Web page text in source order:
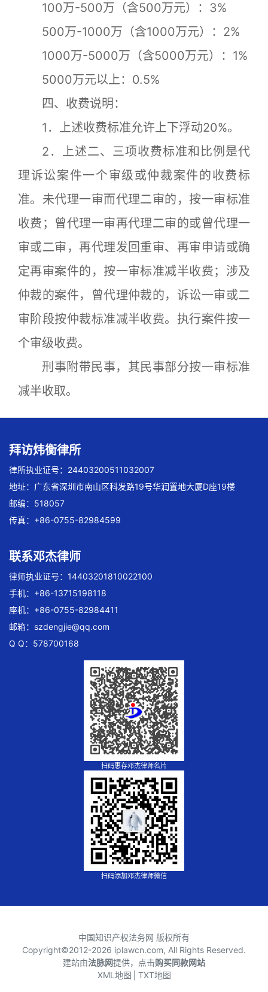
100万-500万（含500万元）：3%
500万-1000万（含1000万元）：2%
1000万-5000万（含5000万元）：1%
5000万元以上：0.5%
四、收费说明：
1．上述收费标准允许上下浮动20%。
2．上述二、三项收费标准和比例是代
理诉讼案件一个审级或仲裁案件的收费标
准。未代理一审而代理二审的，按一审标准
收费；曾代理一审再代理二审的或曾代理一
审或二审，再代理发回重审、再审申请或确
定再审案件的，按一审标准减半收费；涉及
仲裁的案件，曾代理仲裁的，诉讼一审或二
审阶段按仲裁标准减半收费。执行案件按一
个审级收费。
刑事附带民事，其民事部分按一审标准
减半收取。
拜访炜衡律所
律所执业证号：24403200511032007
地址：广东省深圳市南山区科发路19号华润置地大厦D座19楼
邮编：518057
传真：+86-0755-82984599
联系邓杰律师
律师执业证号：14403201810022100
手机：+86-13715198118
座机：+86-0755-82984411
邮箱： szdengjie@qq.com
Q Q：578700168
扫码惠存邓杰律师名片
扫码添加邓杰律师微信
中国知识产权法务网 版权所有
Copyright©2012-2026 iplawcn.com, All Rights Reserved.
建站由法脉网提供，点击购买同款网站
XML地图 TXT地图